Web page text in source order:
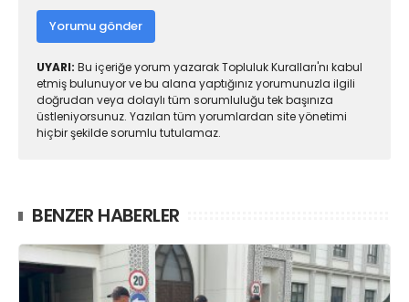
Yorumu gönder
UYARI: Bu içeriğe yorum yazarak Topluluk Kuralları'nı kabul
etmiş bulunuyor ve bu alana yaptığınız yorumunuzla ilgili
doğrudan veya dolaylı tüm sorumluluğu tek başınıza
üstleniyorsunuz. Yazılan tüm yorumlardan site yönetimi
hiçbir şekilde sorumlu tutulamaz.
BENZER HABERLER